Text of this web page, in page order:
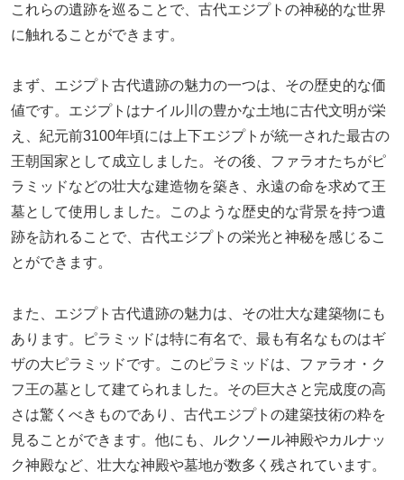
これらの遺跡を巡ることで、古代エジプトの神秘的な世界
に触れることができます。
まず、エジプト古代遺跡の魅力の一つは、その歴史的な価
値です。エジプトはナイル川の豊かな土地に古代文明が栄
え、紀元前3100年頃には上下エジプトが統一された最古の
王朝国家として成立しました。その後、ファラオたちがピ
ラミッドなどの壮大な建造物を築き、永遠の命を求めて王
墓として使用しました。このような歴史的な背景を持つ遺
跡を訪れることで、古代エジプトの栄光と神秘を感じるこ
とができます。
また、エジプト古代遺跡の魅力は、その壮大な建築物にも
あります。ピラミッドは特に有名で、最も有名なものはギ
ザの大ピラミッドです。このピラミッドは、ファラオ・ク
フ王の墓として建てられました。その巨大さと完成度の高
さは驚くべきものであり、古代エジプトの建築技術の粋を
見ることができます。他にも、ルクソール神殿やカルナッ
ク神殿など、壮大な神殿や墓地が数多く残されています。